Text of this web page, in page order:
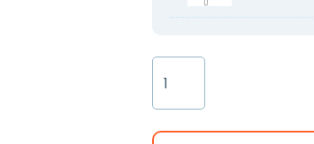
met
80x7x6,7cm
rooster
25cm
thermostatisch
metal
Inloopdouche
40x200
8mm
Nano